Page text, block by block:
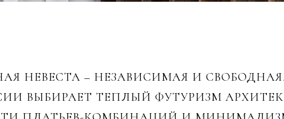
НЕВЕСТА – НЕЗАВИСИМАЯ И
ВЫБИРАЕТ ТЕПЛЫЙ ФУТУРИЗМ